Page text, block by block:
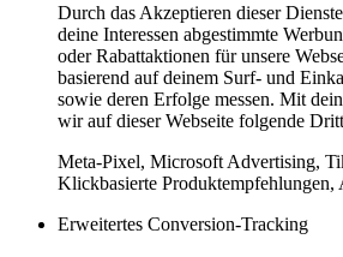
Durch das Akzeptieren dieser
deine Interessen abgestimmte
oder Rabattaktionen für unsere
basierend auf deinem Surf- und
sowie deren Erfolge messen. Mit
wir auf dieser Webseite folgende
Meta-Pixel, Microsoft Advertising,
Klickbasierte Produktempfehlungen,
Erweitertes Conversion-Tracking